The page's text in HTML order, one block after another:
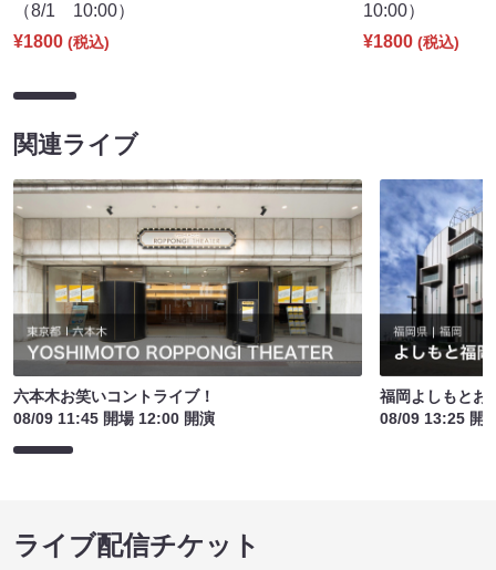
（8/1 10:00）
¥1800 (税込)
10:00）
¥1800 (税込)
関連ライブ
六本木お笑いコントライブ！
08/09 11:45 開場 12:00 開演
福岡よしもとお
08/09 13:25 開
ライブ配信チケット